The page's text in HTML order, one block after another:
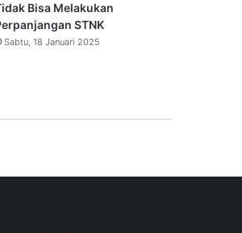
Bisa Melakukan
STNK
Sabtu, 18 Januari 2025